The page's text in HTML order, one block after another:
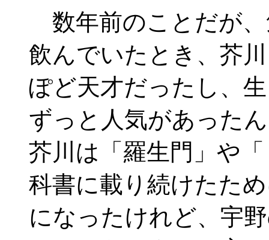
数年前のことだが、
飲んでいたとき、芥
ぽど天才だったし、
ずっと人気があった
芥川は「羅生門」や
科書に載り続けたた
になったけれど、宇